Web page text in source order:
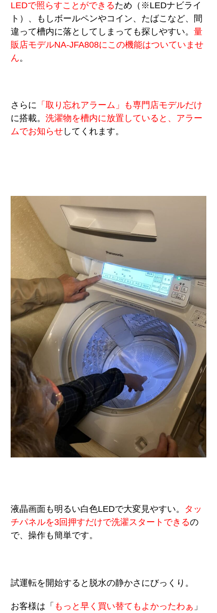
LEDで照らすことができるため（※LEDナビライ
ト）、もしボールペンやコイン、たばこなど、間
違って槽内に落としてしまっても探しやすい。量
販店モデルNA-JFA808にこの機能はついていませ
ん。
さらに 「取り忘れアラーム」も専門店モデルだけ
に搭載。洗濯物を槽内に放置していると、アラー
ムでお知らせ してくれます。
液晶画面も明るい白色LEDで大変見やすい。 タッ
チパネルを3回押すだけで洗濯スタートできるの
で、操作も簡単です。
試運転を開始すると脱水の静かさにびっくり。
お客様は「 もっと早く買い替てもよかったわぁ 」